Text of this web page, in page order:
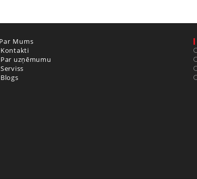
Par Mums
Kontakti
Par uzņēmumu
Serviss
Blogs